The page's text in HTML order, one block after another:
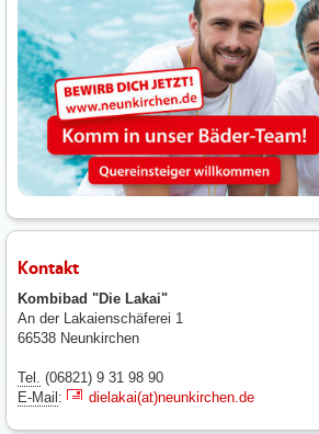
Kontakt
Kombibad "Die Lakai"
An der Lakaienschäferei 1
66538 Neunkirchen
Tel. (06821) 9 31 98 90
E-Mail : dielakai(at)neunkirchen.de